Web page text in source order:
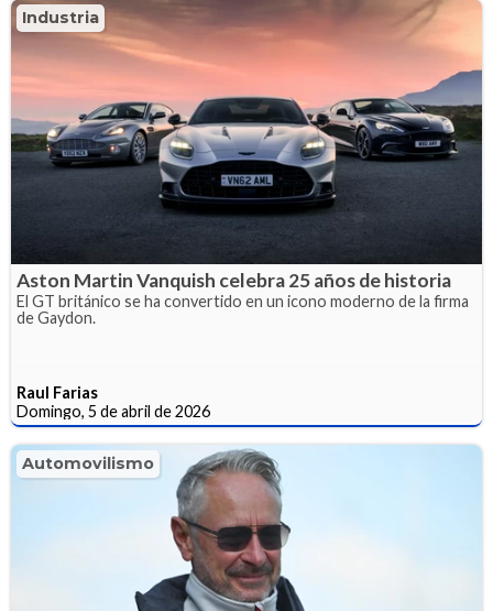
Industria
Aston Martin Vanquish celebra 25 años de historia
El GT británico se ha convertido en un icono moderno de la firma
de Gaydon.
Raul Farias
Domingo, 5 de abril de 2026
Automovilismo